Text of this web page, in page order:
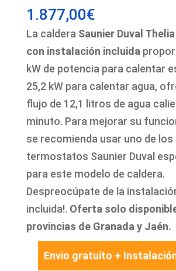
1.877,00€
La caldera Saunier Duval
con instalación incluida
kW de potencia para calentar
25,2 kW para calentar agua,
flujo de 12,1 litros de agua
minuto. Para mejorar su
se recomienda usar uno de los
termostatos Saunier Duval
para este modelo de caldera.
Despreocúpate de la
incluida!. Oferta solo
provincias de Granada y Jaén.
Envio gratuito +